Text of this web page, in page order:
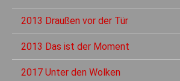
2013 Draußen vor der Tür
2013 Das ist der Moment
2017 Unter den Wolken